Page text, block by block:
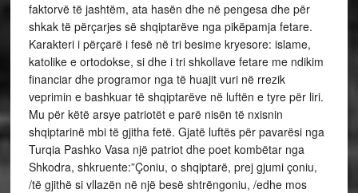
faktorvë të jashtëm, ata hasën dhe në pengesa dhe për
shkak të përçarjes së shqiptarëve nga pikëpamja fetare.
Karakteri i përçarë i fesë në tri besime kryesore: islame,
katolike e ortodokse, si dhe i tri shkollave fetare me ndikim
financiar dhe programor nga të huajit vuri në rrezik
veprimin e bashkuar të shqiptarëve në luftën e tyre për liri.
Mu për këtë arsye patriotët e parë nisën të nxisnin
shqiptarinë mbi të gjitha fetë. Gjatë luftës për pavarësi nga
Turqia Pashko Vasa një patriot dhe poet kombëtar nga
Shkodra, shkruente:”Çoniu, o shqiptarë, prej gjumi çoniu,
/të gjithë si vllazën në një besë shtrëngoniu, /edhe mos